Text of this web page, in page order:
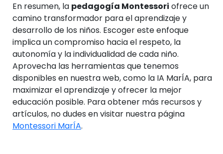
En resumen, la pedagogía Montessori ofrece un
camino transformador para el aprendizaje y
desarrollo de los niños. Escoger este enfoque
implica un compromiso hacia el respeto, la
autonomía y la individualidad de cada niño.
Aprovecha las herramientas que tenemos
disponibles en nuestra web, como la IA MarÍA, para
maximizar el aprendizaje y ofrecer la mejor
educación posible. Para obtener más recursos y
artículos, no dudes en visitar nuestra página
Montessori MarÍA.